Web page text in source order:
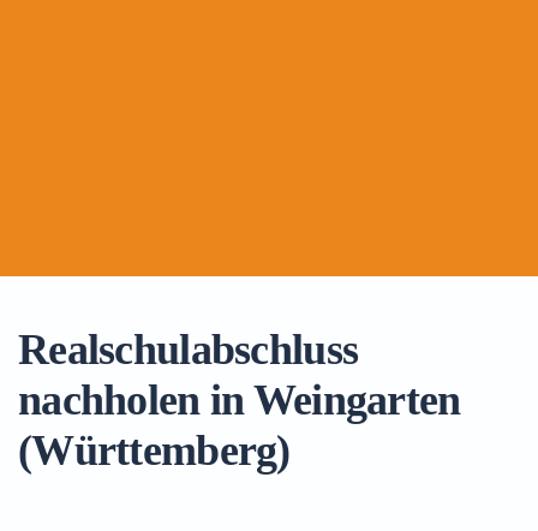
Realschulabschluss
nachholen in Weingarten
(Württemberg)